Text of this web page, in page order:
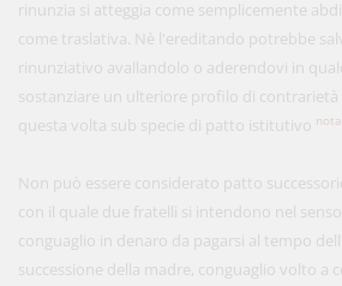
rinunzia si atteggia come semplicemente
come traslativa. Nè l'ereditando potrebbe
rinunziativo avallandolo o aderendovi in
sostanziare un ulteriore profilo di
questa volta sub specie di patto istitutivo
Non può essere considerato patto
con il quale due fratelli si intendono nel
conguaglio in denaro da pagarsi al tempo
successione della madre, conguaglio volto a